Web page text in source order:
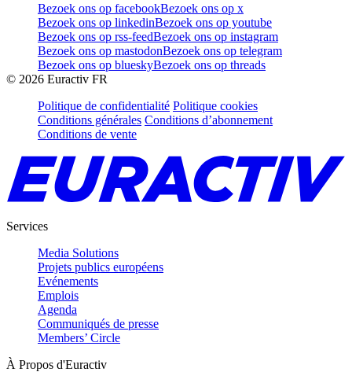
Bezoek ons op facebookBezoek ons op x
Bezoek ons op linkedinBezoek ons op youtube
Bezoek ons op rss-feedBezoek ons op instagram
Bezoek ons op mastodonBezoek ons op telegram
Bezoek ons op blueskyBezoek ons op threads
© 2026 Euractiv FR
Politique de confidentialité Politique cookies
Conditions générales Conditions d’abonnement
Conditions de vente
Services
Media Solutions
Projets publics européens
Evénements
Emplois
Agenda
Communiqués de presse
Members’ Circle
À Propos d'Euractiv